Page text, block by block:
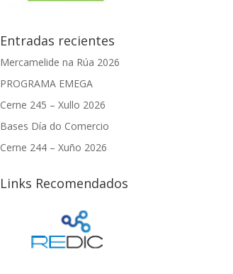
Entradas recientes
Mercamelide na Rúa 2026
PROGRAMA EMEGA
Cerne 245 – Xullo 2026
Bases Día do Comercio
Cerne 244 – Xuño 2026
Links Recomendados